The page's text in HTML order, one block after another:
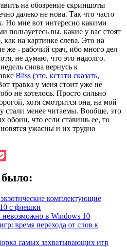
на обозрение скриншоты
далеко не нова. Так что часто
Но мне вот интересно какими
вы, какие у вас стоят
как на картинке слева. Это на
же - рабочий срач, ибо много дел
не думаю, что это надолго.
снова вернусь к
Bliss (это, кстати сказать,
травка у меня стоит уже не
не хотелось. Просто сильно
хотя смотрится она, на мой
стали менее читаемы. Вообще, это
обоин, что если ставишь ее, то
ужасны и их трудно
комплектующие
с флешки
невозможно в Windows 10
время перехода от слов к
самых захватывающих игр